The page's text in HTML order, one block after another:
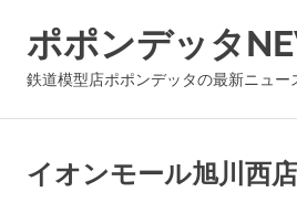
ツ
ポポンデッタ
鉄道模型店ポポンデッタの最新ニュー
イオンモール旭川西